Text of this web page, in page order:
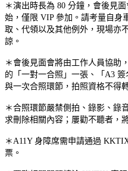
＊演出時長為 80 分鐘，會後見
始，僅限 VIP 參加。請考量自身
取、代領以及其他例外，現場亦
諒。
＊會後見面會將由工作人員協助
的「一對一合照」一張、「A3
與一次合照環節，拍照資格不得
＊合照環節嚴禁側拍、錄影、錄
求刪除相關內容；屢勸不聽者，
＊A11Y 身障席需申請通過
票。